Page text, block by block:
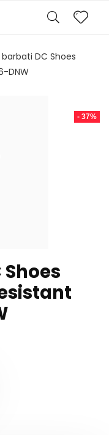
DC Shoes
DNW
- 37%